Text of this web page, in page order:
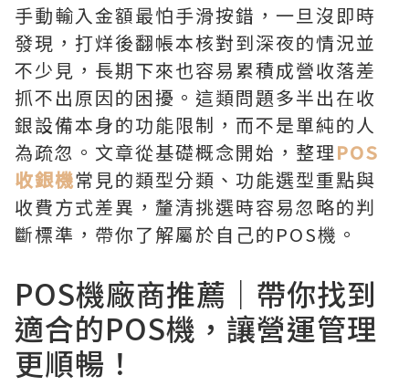
手動輸入金額最怕手滑按錯，一旦沒即時
發現，打烊後翻帳本核對到深夜的情況並
不少見，長期下來也容易累積成營收落差
抓不出原因的困擾。這類問題多半出在收
銀設備本身的功能限制，而不是單純的人
為疏忽。文章從基礎概念開始，整理POS
收銀機常見的類型分類、功能選型重點與
收費方式差異，釐清挑選時容易忽略的判
斷標準，帶你了解屬於自己的POS機。
POS機廠商推薦｜帶你找到
適合的POS機，讓營運管理
更順暢！